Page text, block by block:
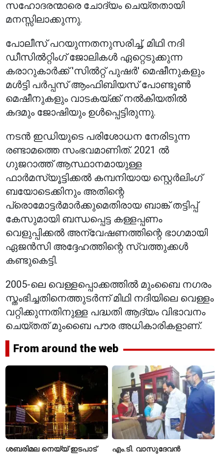
സഹോദരന്മാരെ ചോദ്യം ചെയ്തതായി
മനസ്സിലാക്കുന്നു.
പോലീസ് പറയുന്നതനുസരിച്ച്, മിഥി നദി
ഡീസിൽറ്റിംഗ് ജോലികൾ ഏറ്റെടുക്കുന്ന
കരാറുകാർക്ക് 'സിൽറ്റ് പുഷർ' മെഷീനുകളും
മൾട്ടി പർപ്പസ് ആംഫിബിയസ് പോണ്ടൂൺ
മെഷീനുകളും വാടകയ്ക്ക് നൽകിയതിൽ
കദമും ജോഷിയും ഉൾപ്പെട്ടിരുന്നു.
നടൻ ഇഡിയുടെ പരിശോധന നേരിടുന്ന
രണ്ടാമത്തെ സംഭവമാണിത്. 2021 ൽ
ഗുജറാത്ത് ആസ്ഥാനമായുള്ള
ഫാർമസ്യൂട്ടിക്കൽ കമ്പനിയായ സ്റ്റെർലിംഗ്
ബയോടെക്കിനും അതിന്റെ
പ്രൊമോട്ടർമാർക്കുമെതിരായ ബാങ്ക് തട്ടിപ്പ്
കേസുമായി ബന്ധപ്പെട്ട കള്ളപ്പണം
വെളുപ്പിക്കൽ അന്വേഷണത്തിന്റെ ഭാഗമായി
ഏജൻസി അദ്ദേഹത്തിന്റെ സ്വത്തുക്കൾ
കണ്ടുകെട്ടി.
2005-ലെ വെള്ളപ്പൊക്കത്തിൽ മുംബൈ നഗരം
സ്തംഭിച്ചതിനെത്തുടർന്ന് മിഥി നദിയിലെ വെള്ളം
വറ്റിക്കുന്നതിനുള്ള പദ്ധതി ആദ്യം വിഭാവനം
ചെയ്തത് മുംബൈ പൗര അധികാരികളാണ്.
From around the web
ശബരിമല നെയ്യ് ഇടപാട്
എം.ടി. വാസുദേവൻ